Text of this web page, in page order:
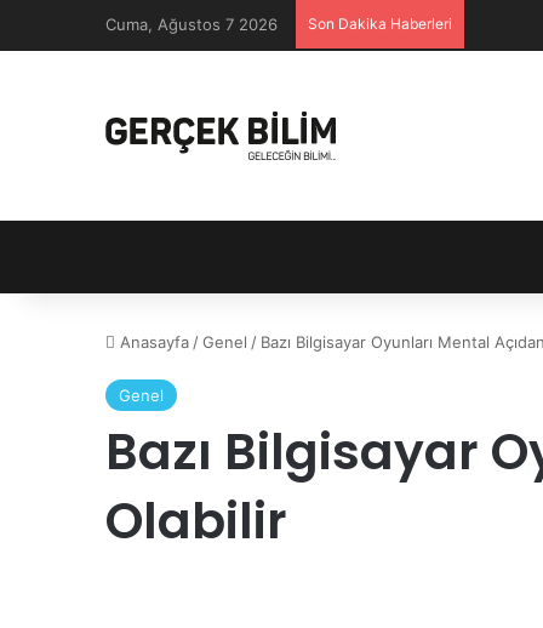
Cuma, Ağustos 7 2026 Son Dakika Haberleri
Anasayfa /Genel / Bazı Bilgisayar Oyunları Mental
Genel
Bazı Bilgisayar
Olabilir